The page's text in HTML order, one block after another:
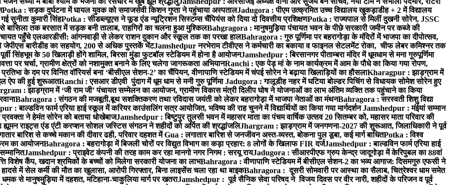
Potka : सड़क दुर्घटना में घायल युवक को समाजसेवी किशन गुप्ता ने पहुंचाया अस्पतालJadugora : पीएम उत्क्रमित उच्च विद्यालय खुकड़ाडीह + 2 में विद्यालय
सुनीता कुमारी सिंहPotka : सीडब्ल्यूएस ने फूड एंड न्यूट्रिशन सिस्टम्स चैंपियंस को दिया दो दिवसीय प्रशिक्षणPotka : राज्यपाल से मिलीं दुखनी सोरेन, JSSC
बासिला तक बरसात में सड़क बनी तालाब, राहगिरों का चलना हुआ मुश्किलBahgragora : मानुषमुड़िया पंचायत भवन के पीछे सरकारी जमीन पर कब्जे की
पहुँचे एलआरडीसी: आंगनवाड़ी से लेकर राशन दुकान और स्कूल तक का परखा हालBahragora : गुरु पूर्णिमा पर बहरागोड़ा के मंदिरों में भाजपा का दीपोत्सव,
जेपीएस बारीडीह का सहयोग, 200 से अधिक पुस्तकें भेंटJamshedpur नरभेराम टीवीएस ने कर्मचारी का बकाया व फाइनल सेटलमेंट रोका, चीफ लेबर कमिश्नर तक
सिंहभूम के 50 खिलाड़ी होंगे शामिल, बिरसा मुंडा फुटबॉल स्टेडियम में होना है आयोजनJamshedpur : बिरसानगर पीताम्बरा मंदिर में धूमधाम से मना गुरुपूर्णिमा
पर चर्चा, ग्रामीण क्षेत्रों को नशामुक्त बनाने के लिए चलेगा जागरूकता अभियानRanchi : एक पेड़ मां के नाम कार्यक्रम में आम के पौधे का किया गया रोपण,
के दम पर विनित वॉरियर्स बना ‘बीसीएल सेशन-2’ का चैंपियन, वीणापाणि स्टेडियम में चंपई सोरेन ने बढ़ाया खिलाड़ियों का हौसलाKharagpur : झाड़ग्राम में
ऐप की हुई शुरूआतRanchi : एसआर डीएवी पुंदाग में धूम धाम से मनी गुरु पूर्णिमाJadugora : गालूडीह नहर में घटिया बोल्डर पिचिंग से विधायक सोमेश सोरेन हुए
: झाड़ग्राम में ‘जी राम जी’ पंचायत सम्मेलन का आयोजन, ग्रामीण विकास मंत्री दिलीप घोष ने योजनाओं का लाभ अंतिम व्यक्ति तक पहुंचाने का किया
Bahragora : संगठन की मजबूती,बूथ सशक्तिकरण तथा रविदास जयंती को लेकर बहरागोड़ा में भाजपा नेताओं का मंथनBahragora : सरस्वती शिशु विद्या
: बाल्डविन फार्म एरिया हाई स्कूल में करियर काउंसलिंग सत्र आयोजित, भविष्य की राह चुनने में विद्यार्थियों का किया गया मार्गदर्शनJamshedpur : मंईयां सम्मान
ने हेमंत सोरेन को बताया धोखेबाजJamshedpur : बिष्टुपुर तुलसी भवन में महासर माता का पंचम वार्षिक उत्सव 20 सितम्बर को, महासर माता परिवार की
राइट्स एंड एंटी करप्शन सोशल जस्टिस संगठन ने शहीदों को अर्पित की श्रद्धांजलिJhargram : झाड़ग्राम में जनगणना-2027 की शुरूआत, जिलाधिकारी ने पूर्व
बारिश से कच्चे मकान की दीवार ढही, परिवार दहशत मेंGua : लगातार बारिश से जनजीवन अस्त-व्यस्त, बोकना पुल डूबा, कई मार्ग बाधितPotka : विश्व
का आयोजनBahragora : बहरागोड़ा में बिजली चोरों पर विद्युत विभाग का कड़ा प्रहार: 8 लोगों के खिलाफ FIR दर्जJamshedpur : बाल्डविन फार्म एरिया हाई
Jamshedpur : प्राइवेट कंपनी की तरह काम कर रहा मानगो नगर निगम : सरयू रायJadugora : सीआरपीएफ ग्रुप केन्द्र जादूगोड़ा में केरिपुबल का 88वां
विशेष कैंप, खदान श्रमिकों के बच्चों को मिलेगा सरकारी योजना का लाभBahragora : वीणापाणि स्टेडियम में बीसीएल सेशन-2 का भव्य आगाज: दिसमगुरु एफसी ने
में सेल कर्मी की मौत का खुलासा, आरोपी गिरफ्तार, बिना लाइसेंस चला रहा था बाइकBahragora : दूसरी सोमवारी पर आस्था का सैलाब, चित्रेश्वर धाम समेत
से मानुषमुड़िया में दहशत, मटिहाना-चाकुलिया मार्ग पर खतराJamshedpur : पूर्व सैनिक सेवा परिषद ने विजय दिवस पर वीर नारी, शहीदों के परिजन व पूर्व